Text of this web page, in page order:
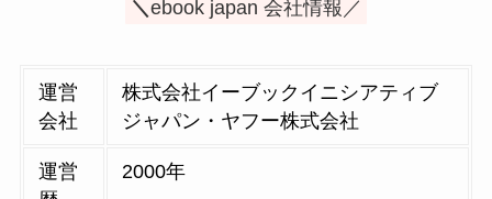
取り
冊数
85万冊以上